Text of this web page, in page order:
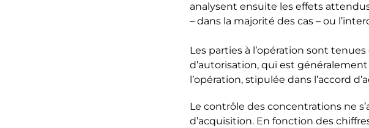
analysent ensuite les effets
– dans la majorité des cas – ou
Les parties à l’opération sont
d’autorisation, qui est
l’opération, stipulée dans l’accord
Le contrôle des concentrations ne
d’acquisition. En fonction des